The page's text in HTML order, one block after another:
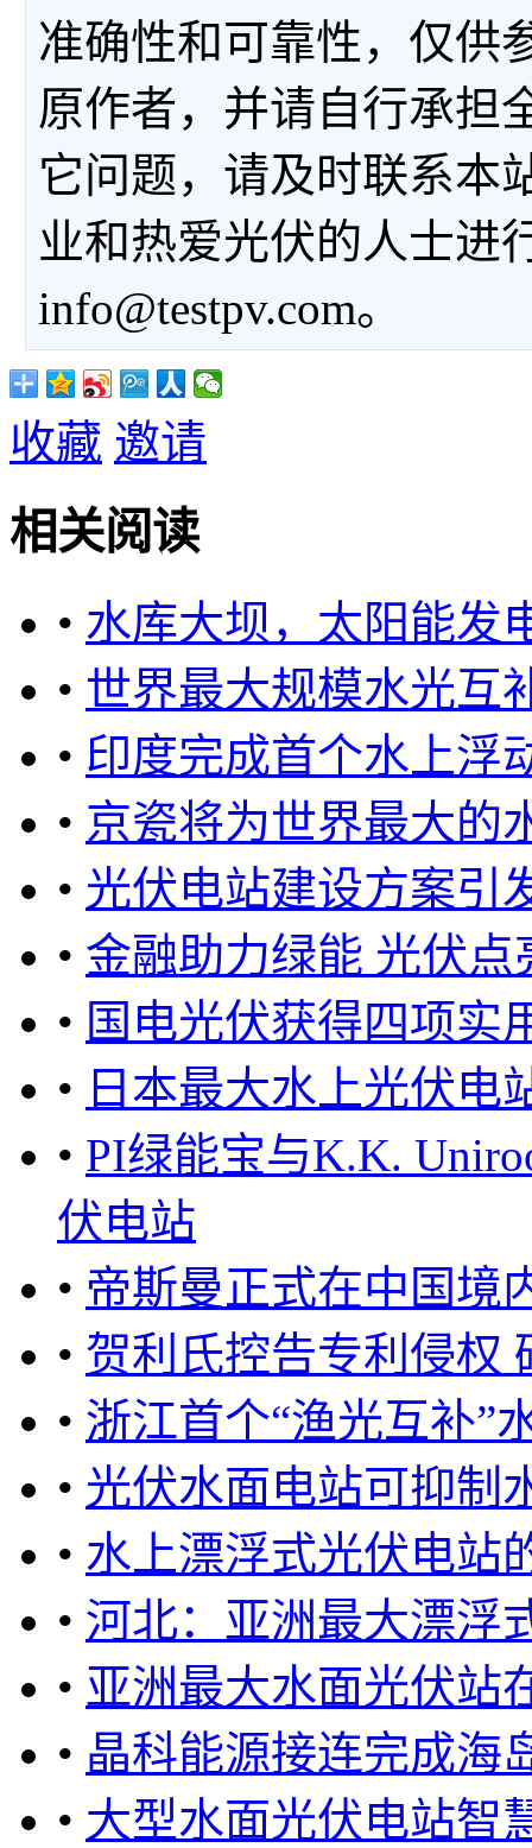
准确性和可靠性，仅供
原作者，并请自行承担
它问题，请及时联系本
业和热爱光伏的人士进
info@testpv.com。
收藏 邀请
相关阅读
• 水库大坝，太阳能发
• 世界最大规模水光互
• 印度完成首个水上浮
• 京瓷将为世界最大的
• 光伏电站建设方案引
• 金融助力绿能 光伏点
• 国电光伏获得四项实
• 日本最大水上光伏电
• PI绿能宝与K.K.
伏电站
• 帝斯曼正式在中国境
• 贺利氏控告专利侵权
• 浙江首个“渔光互补”
• 光伏水面电站可抑制
• 水上漂浮式光伏电站
• 河北：亚洲最大漂浮
• 亚洲最大水面光伏站
• 晶科能源接连完成海
• 大型水面光伏电站智